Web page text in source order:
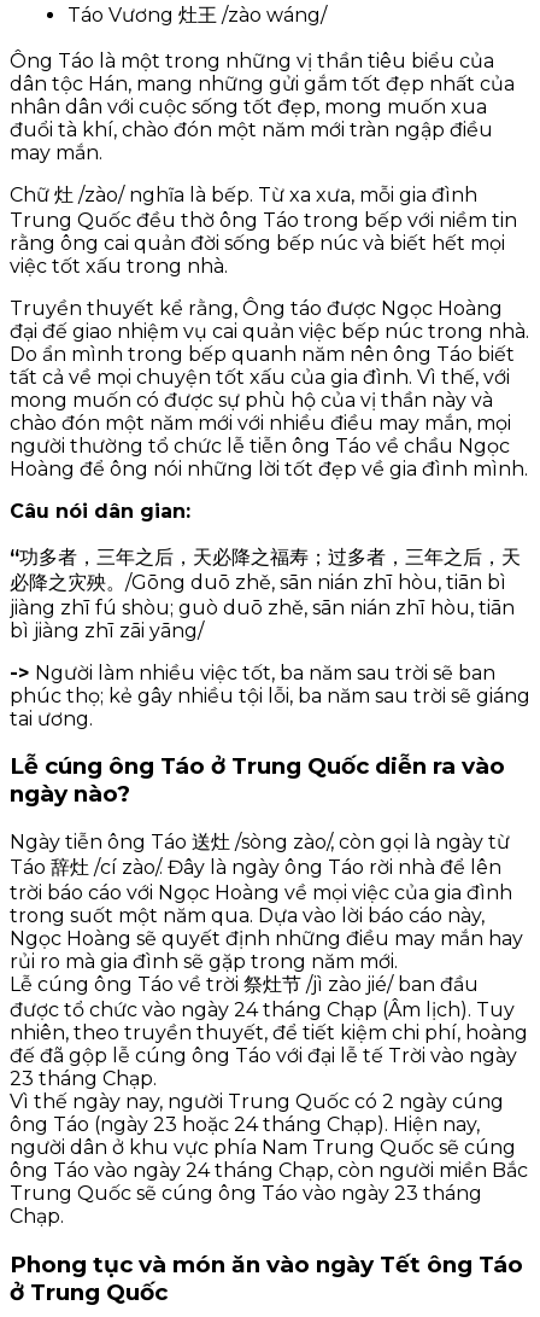
Táo Vương 灶王 /zào wáng/
Ông Táo là một trong những vị thần tiêu biểu của
dân tộc Hán, mang những gửi gắm tốt đẹp nhất của
nhân dân với cuộc sống tốt đẹp, mong muốn xua
đuổi tà khí, chào đón một năm mới tràn ngập điều
may mắn.
Chữ 灶 /zào/ nghĩa là bếp. Từ xa xưa, mỗi gia đình
Trung Quốc đều thờ ông Táo trong bếp với niềm tin
rằng ông cai quản đời sống bếp núc và biết hết mọi
việc tốt xấu trong nhà.
Truyền thuyết kể rằng, Ông táo được Ngọc Hoàng
đại đế giao nhiệm vụ cai quản việc bếp núc trong nhà.
Do ẩn mình trong bếp quanh năm nên ông Táo biết
tất cả về mọi chuyện tốt xấu của gia đình. Vì thế, với
mong muốn có được sự phù hộ của vị thần này và
chào đón một năm mới với nhiều điều may mắn, mọi
người thường tổ chức lễ tiễn ông Táo về chầu Ngọc
Hoàng để ông nói những lời tốt đẹp về gia đình mình.
Câu nói dân gian:
“功多者，三年之后，天必降之福寿；过多者，三年之后，天
必降之灾殃。/Gōng duō zhě, sān nián zhī hòu, tiān bì
jiàng zhī fú shòu; guò duō zhě, sān nián zhī hòu, tiān
bì jiàng zhī zāi yāng/
-> Người làm nhiều việc tốt, ba năm sau trời sẽ ban
phúc thọ; kẻ gây nhiều tội lỗi, ba năm sau trời sẽ giáng
tai ương.
Lễ cúng ông Táo ở Trung Quốc diễn ra vào
ngày nào?
Ngày tiễn ông Táo 送灶 /sòng zào/, còn gọi là ngày từ
Táo 辞灶 /cí zào/. Đây là ngày ông Táo rời nhà để lên
trời báo cáo với Ngọc Hoàng về mọi việc của gia đình
trong suốt một năm qua. Dựa vào lời báo cáo này,
Ngọc Hoàng sẽ quyết định những điều may mắn hay
rủi ro mà gia đình sẽ gặp trong năm mới.
Lễ cúng ông Táo về trời 祭灶节 /jì zào jié/ ban đầu
được tổ chức vào ngày 24 tháng Chạp (Âm lịch). Tuy
nhiên, theo truyền thuyết, để tiết kiệm chi phí, hoàng
đế đã gộp lễ cúng ông Táo với đại lễ tế Trời vào ngày
23 tháng Chạp.
Vì thế ngày nay, người Trung Quốc có 2 ngày cúng
ông Táo (ngày 23 hoặc 24 tháng Chạp). Hiện nay,
người dân ở khu vực phía Nam Trung Quốc sẽ cúng
ông Táo vào ngày 24 tháng Chạp, còn người miền Bắc
Trung Quốc sẽ cúng ông Táo vào ngày 23 tháng
Chạp.
Phong tục và món ăn vào ngày Tết ông Táo
ở Trung Quốc